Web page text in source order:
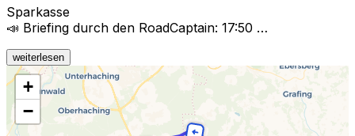
Sparkasse
📣 Briefing durch den RoadCaptain: 17:50 …
weiterlesen
+
−